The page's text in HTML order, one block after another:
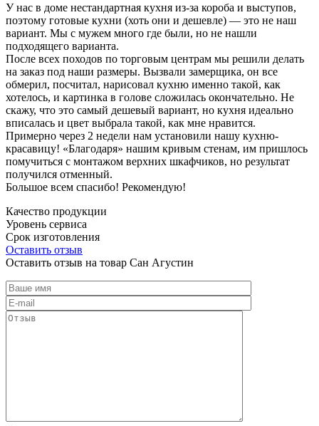
У нас в доме нестандартная кухня из-за короба и выступов,
поэтому готовые кухни (хоть они и дешевле) — это не наш
вариант. Мы с мужем много где были, но не нашли
подходящего варианта.
После всех походов по торговым центрам мы решили делать
на заказ под наши размеры. Вызвали замерщика, он все
обмерил, посчитал, нарисовал кухню именно такой, как
хотелось, и картинка в голове сложилась окончательно. Не
скажу, что это самый дешевый вариант, но кухня идеально
вписалась и цвет выбрала такой, как мне нравится.
Примерно через 2 недели нам установили нашу кухню-
красавицу! «Благодаря» нашим кривым стенам, им пришлось
помучиться с монтажом верхних шкафчиков, но результат
получился отменный.
Большое всем спасибо! Рекомендую!
Качество продукции
Уровень сервиса
Срок изготовления
Оставить отзыв
Оставить отзыв на товар Сан Агустин